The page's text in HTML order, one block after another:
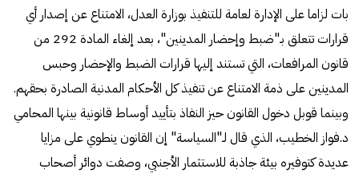
بات لزاما على الإدارة لعامة للتنفيذ بوزارة العدل، الامتناع عن إصدار أي
قرارات تتعلق بـ"ضبط وإحضار المدينين"، بعد إلغاء المادة 292 من
قانون المرافعات، التي تستند إليها قرارات الضبط والإحضار وحبس
المدينين على ذمة الامتناع عن تنفيذ كل الأحكام المدنية الصادرة بحقهم.
وبينما قوبل دخول القانون حيز النفاذ بتأييد أوساط قانونية بينها المحامي
د.فواز الخطيب، الذي قال لـ"السياسة" إن القانون ينطوي على مزايا
عديدة كتوفيره بيئة جاذبة للاستثمار الأجنبي، وصفت دوائر أصحاب